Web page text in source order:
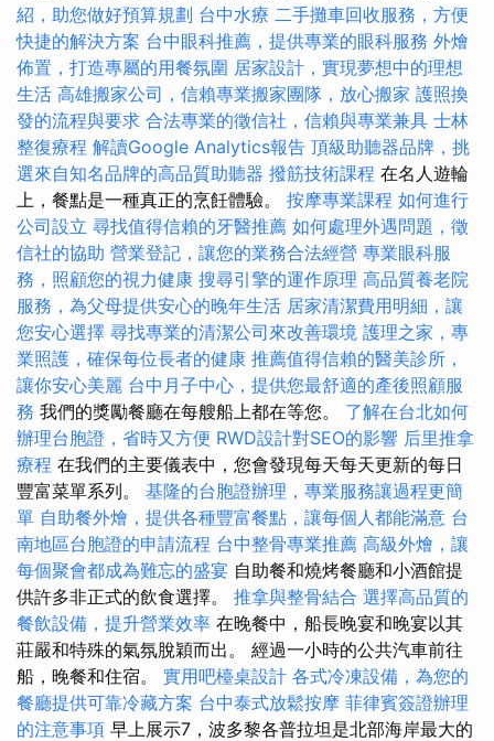
紹，助您做好預算規劃 台中水療 二手攤車回收服務，方便
快捷的解決方案 台中眼科推薦，提供專業的眼科服務 外燴
佈置，打造專屬的用餐氛圍 居家設計，實現夢想中的理想
生活 高雄搬家公司，信賴專業搬家團隊，放心搬家 護照換
發的流程與要求 合法專業的徵信社，信賴與專業兼具 士林
整復療程 解讀Google Analytics報告 頂級助聽器品牌，挑
選來自知名品牌的高品質助聽器 撥筋技術課程 在名人遊輪
上，餐點是一種真正的烹飪體驗。 按摩專業課程 如何進行
公司設立 尋找值得信賴的牙醫推薦 如何處理外遇問題，徵
信社的協助 營業登記，讓您的業務合法經營 專業眼科服
務，照顧您的視力健康 搜尋引擎的運作原理 高品質養老院
服務，為父母提供安心的晚年生活 居家清潔費用明細，讓
您安心選擇 尋找專業的清潔公司來改善環境 護理之家，專
業照護，確保每位長者的健康 推薦值得信賴的醫美診所，
讓你安心美麗 台中月子中心，提供您最舒適的產後照顧服
務 我們的獎勵餐廳在每艘船上都在等您。 了解在台北如何
辦理台胞證，省時又方便 RWD設計對SEO的影響 后里推拿
療程 在我們的主要儀表中，您會發現每天每天更新的每日
豐富菜單系列。 基隆的台胞證辦理，專業服務讓過程更簡
單 自助餐外燴，提供各種豐富餐點，讓每個人都能滿意 台
南地區台胞證的申請流程 台中整骨專業推薦 高級外燴，讓
每個聚會都成為難忘的盛宴 自助餐和燒烤餐廳和小酒館提
供許多非正式的飲食選擇。 推拿與整骨結合 選擇高品質的
餐飲設備，提升營業效率 在晚餐中，船長晚宴和晚宴以其
莊嚴和特殊的氣氛脫穎而出。 經過一小時的公共汽車前往
船，晚餐和住宿。 實用吧檯桌設計 各式冷凍設備，為您的
餐廳提供可靠冷藏方案 台中泰式放鬆按摩 菲律賓簽證辦理
的注意事項 早上展示7，波多黎各普拉坦是北部海岸最大的